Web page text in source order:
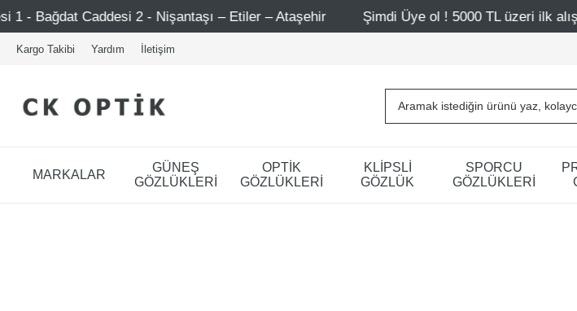
- Nişantaşı – Etiler – Ataşehir Şimdi Üye ol ! 5000 TL üzeri ilk alışverişinde 500 TL
Kargo Takibi Yardım İletişim
MARKALAR
GÜNEŞ
GÖZLÜKLERİ
OPTİK
GÖZLÜKLERİ
KLİPSLİ
GÖZLÜK
SPORCU
GÖZLÜKLERİ